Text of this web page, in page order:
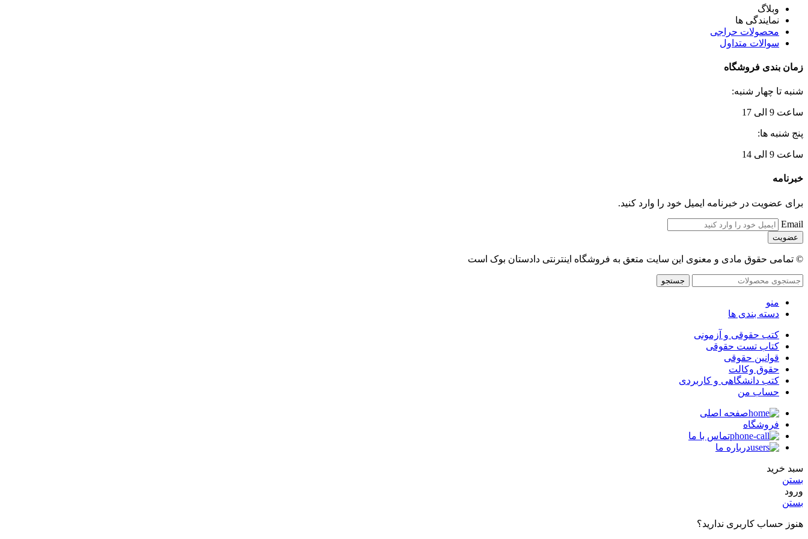
وبلاگ
نمایندگی ها
محصولات حراجی
سوالات متداول
زمان بندی فروشگاه
شنبه تا چهار شنبه:
ساعت 9 الی 17
پنج شنبه ها:
ساعت 9 الی 14
خبرنامه
برای عضویت در خبرنامه ایمیل خود را وارد کنید.
Email
© تمامی حقوق مادی و معنوی این سایت متعق به فروشگاه اینترنتی دادستان بوک است
جستجو
منو
دسته بندی ها
کتب حقوقی و آزمونی
کتاب تست حقوقی
قوانین حقوقی
حقوق وکالت
کتب دانشگاهی و کاربردی
حساب من
صفحه اصلی
فروشگاه
تماس با ما
درباره ما
سبد خرید
بستن
ورود
بستن
هنوز حساب کاربری ندارید؟